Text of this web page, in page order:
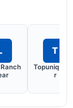
T
r